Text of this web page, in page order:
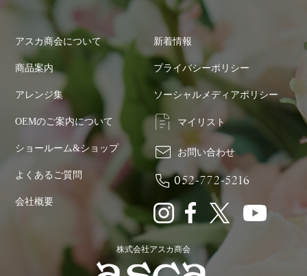
アスカ商会について
商品案内
アレンジ集
OEMのご案内について
ショールーム&ショップ
よくあるご質問
会社概要
新着情報
プライバシーポリシー
ソーシャルメディアポリシー
マイリスト
お問い合わせ
052-772-5216
株式会社アスカ商会